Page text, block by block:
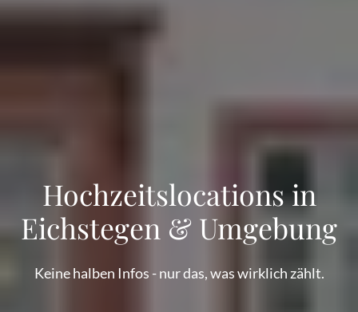
Hochzeitslocations in
Eichstegen & Umgebung
Keine halben Infos - nur das, was wirklich zählt.